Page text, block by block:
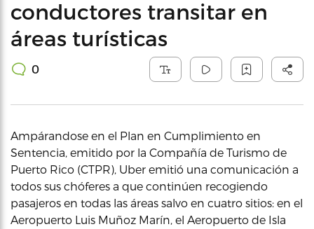
conductores transitar en
áreas turísticas
0
Ampárandose en el Plan en Cumplimiento en
Sentencia, emitido por la Compañía de Turismo de
Puerto Rico (CTPR), Uber emitió una comunicación a
todos sus chóferes a que continúen recogiendo
pasajeros en todas las áreas salvo en cuatro sitios: en el
Aeropuerto Luis Muñoz Marín, el Aeropuerto de Isla